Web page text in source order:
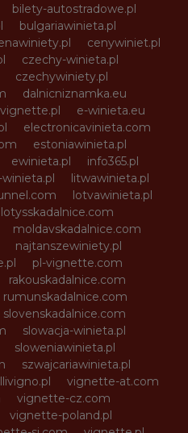
bilety-autostradowe.pl
bulgariawinieta.pl
cenywiniet.pl
czechy-winieta.pl
czechywiniety.pl
dalnicniznamka.eu
e-winieta.eu
electronicavinieta.com
estoniawinieta.pl
ewinieta.pl
info365.pl
litwawinieta.pl
lotvawinieta.pl
lotysskadalnice.com
moldavskadalnice.com
najtanszewiniety.pl
pl-vignette.com
rakouskadalnice.com
rumunskadalnice.com
slovenskadalnice.com
slowacja-winieta.pl
sloweniawinieta.pl
szwajcariawinieta.pl
vignette-at.com
vignette-cz.com
vignette-poland.pl